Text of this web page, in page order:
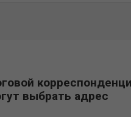
выбрать адрес